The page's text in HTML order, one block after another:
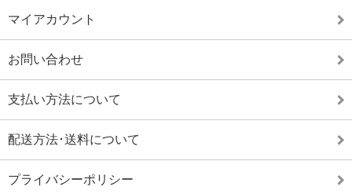
マイアカウント
お問い合わせ
支払い方法について
配送方法･送料について
プライバシーポリシー